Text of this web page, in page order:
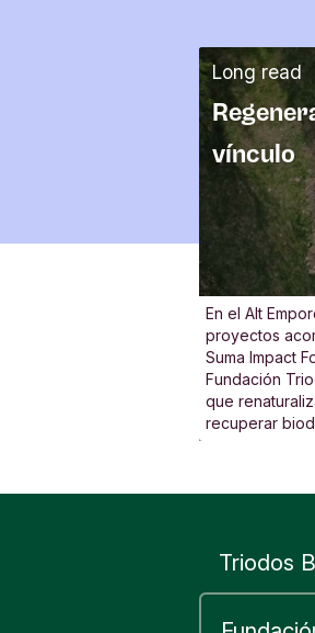
vínculo
Long read
En el Alt
proyectos
Suma Impact
Fundación
que
recuperar
Triodos